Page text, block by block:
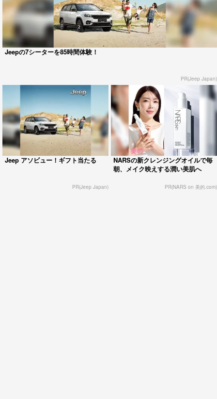
Jeepの7シーターを85時間体験！
PR(Jeep Japan)
Jeep アソビュー！ギフト当たる
PR(Jeep Japan)
NARSの新クレンジングオイルで毎
朝、メイク映えする潤い美肌へ
PR(NARS on 美的.com)